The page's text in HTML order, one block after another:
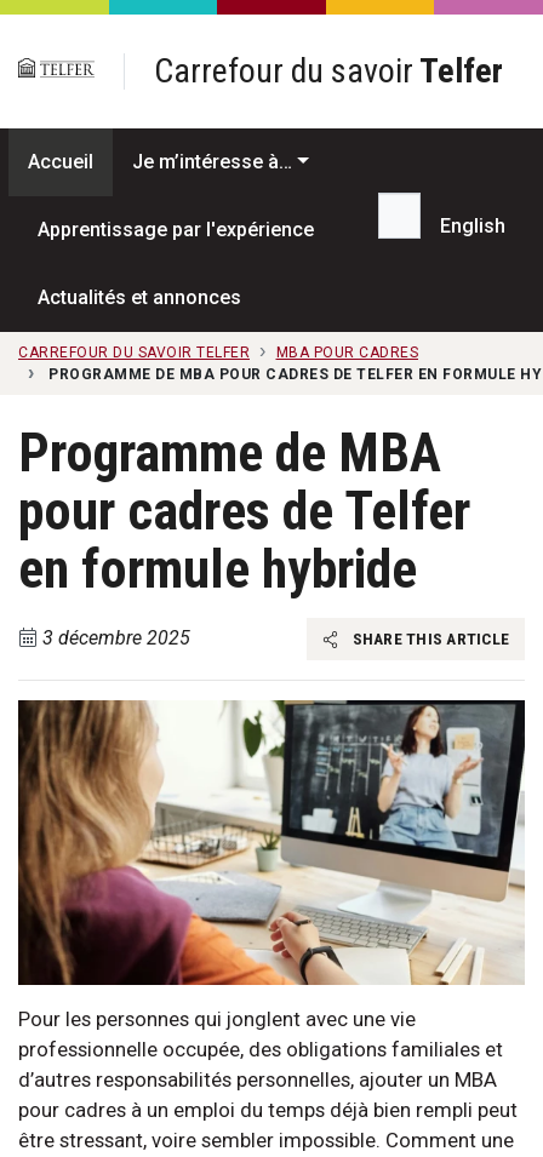
Passer au contenu principal
Carrefour du savoir Telfer
Accueil Je m’intéresse à…
Apprentissage par l'expérience
Actualités et annonces
Recherche...
English
CARREFOUR DU SAVOIR TELFER
MBA POUR CADRES
PROGRAMME DE MBA POUR CADRES DE TELFER EN FORMULE
Programme de MBA
pour cadres de Telfer
en formule hybride
3 décembre 2025 SHARE THIS ARTICLE
Pour les personnes qui jonglent avec une vie
professionnelle occupée, des obligations familiales et
d’autres responsabilités personnelles, ajouter un MBA
pour cadres à un emploi du temps déjà bien rempli peut
être stressant, voire sembler impossible. Comment une